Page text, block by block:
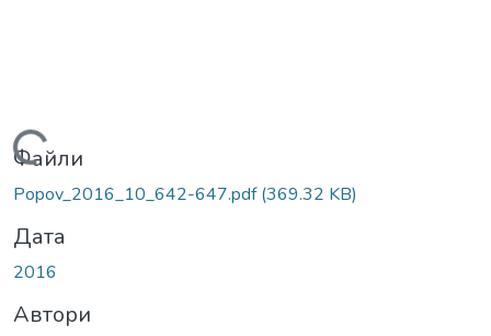
Вантажиться...
Файли
Popov_2016_10_642-647.pdf(369.32 KB)
Дата
2016
Автори